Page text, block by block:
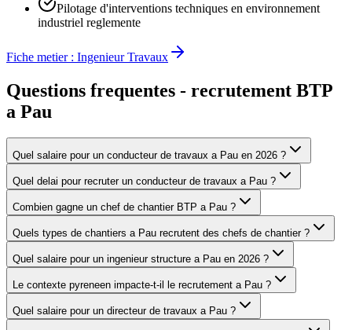
Pilotage d'interventions techniques en environnement
industriel reglemente
Fiche metier : Ingenieur Travaux
Questions frequentes - recrutement BTP
a Pau
Quel salaire pour un conducteur de travaux a Pau en 2026 ?
Quel delai pour recruter un conducteur de travaux a Pau ?
Combien gagne un chef de chantier BTP a Pau ?
Quels types de chantiers a Pau recrutent des chefs de chantier ?
Quel salaire pour un ingenieur structure a Pau en 2026 ?
Le contexte pyreneen impacte-t-il le recrutement a Pau ?
Quel salaire pour un directeur de travaux a Pau ?